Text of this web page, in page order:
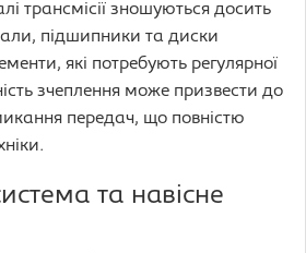
трансмісії зношуються досить
підшипники та диски
які потребують регулярної
зчеплення може призвести до
передач, що повністю
та навісне